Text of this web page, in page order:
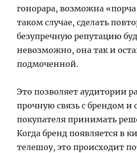
гонорара, возможна «порча
таком случае, сделать
безупречную репутацию
невозможно, она так и
подмоченной.
Это позволяет аудитории
прочную связь с брендом и
покупателя принимать
Когда бренд появляется в
телешоу, это происходит